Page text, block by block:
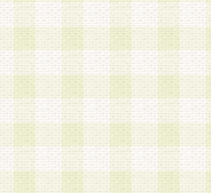
スワードを使用するものとしま
2.登録の際に当社が付与した
の使用に関しては、全て会員
3.会員は、当社から付与され
貸与、名義変更、売買その他
ならないものとします。
4.当社は、会員によるログイ
盗用など第三者の利用に伴う
き事由の有無、その他原因の